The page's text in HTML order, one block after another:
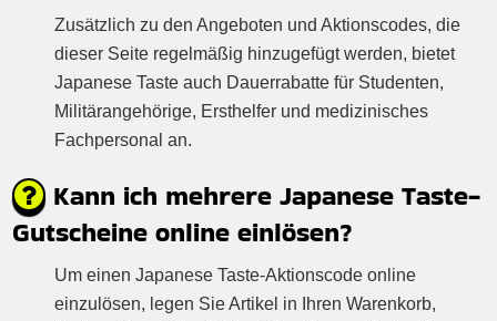
Zusätzlich zu den Angeboten und Aktionscodes, die
dieser Seite regelmäßig hinzugefügt werden, bietet
Japanese Taste auch Dauerrabatte für Studenten,
Militärangehörige, Ersthelfer und medizinisches
Fachpersonal an.
Kann ich mehrere Japanese Taste-
Gutscheine online einlösen?
Um einen Japanese Taste-Aktionscode online
einzulösen, legen Sie Artikel in Ihren Warenkorb,